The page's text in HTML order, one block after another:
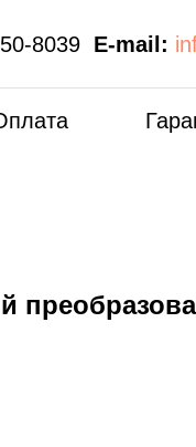
8039 E-mail: